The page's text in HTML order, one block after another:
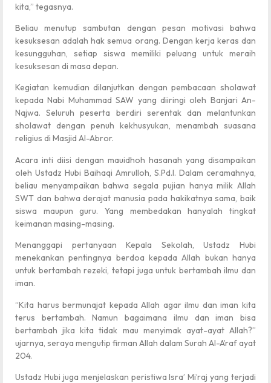
kita,” tegasnya.
Beliau menutup sambutan dengan pesan motivasi bahwa
kesuksesan adalah hak semua orang. Dengan kerja keras dan
kesungguhan, setiap siswa memiliki peluang untuk meraih
kesuksesan di masa depan.
Kegiatan kemudian dilanjutkan dengan pembacaan sholawat
kepada Nabi Muhammad SAW yang diiringi oleh Banjari An-
Najwa. Seluruh peserta berdiri serentak dan melantunkan
sholawat dengan penuh kekhusyukan, menambah suasana
religius di Masjid Al-Abror.
Acara inti diisi dengan mauidhoh hasanah yang disampaikan
oleh Ustadz Hubi Baihaqi Amrulloh, S.Pd.I. Dalam ceramahnya,
beliau menyampaikan bahwa segala pujian hanya milik Allah
SWT dan bahwa derajat manusia pada hakikatnya sama, baik
siswa maupun guru. Yang membedakan hanyalah tingkat
keimanan masing-masing.
Menanggapi pertanyaan Kepala Sekolah, Ustadz Hubi
menekankan pentingnya berdoa kepada Allah bukan hanya
untuk bertambah rezeki, tetapi juga untuk bertambah ilmu dan
iman.
“Kita harus bermunajat kepada Allah agar ilmu dan iman kita
terus bertambah. Namun bagaimana ilmu dan iman bisa
bertambah jika kita tidak mau menyimak ayat-ayat Allah?”
ujarnya, seraya mengutip firman Allah dalam Surah Al-A’raf ayat
204.
Ustadz Hubi juga menjelaskan peristiwa Isra’ Mi’raj yang terjadi